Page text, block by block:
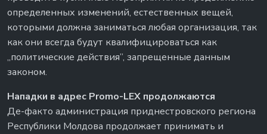
определенных изменений, естественных вещей,
которыми должна заниматься любая организация, так
как они всегда будут квалифицироваться как
„политические действия”, запрещенные данным
законом.
Нападки в адрес Promo-LEX продолжаются
Де-факто администрация приднестровского региона
Республики Молдова продолжает принимать и